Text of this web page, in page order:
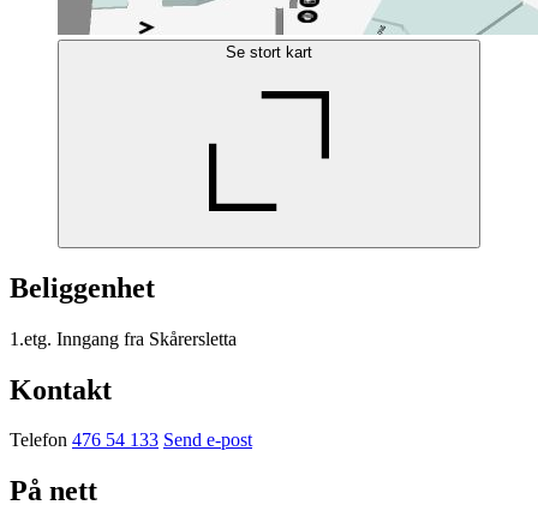
Se stort kart
Beliggenhet
1.etg. Inngang fra Skårersletta
Kontakt
Telefon 476 54 133 Send e-post
På nett